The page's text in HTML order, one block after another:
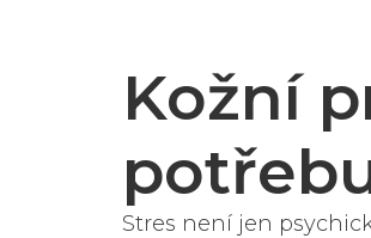
Kožní
Stres není jen